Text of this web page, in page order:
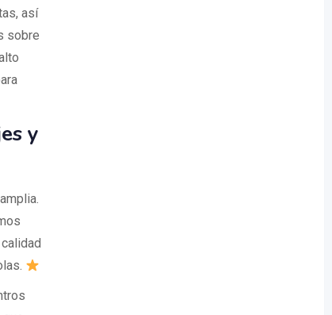
así
sobre
y